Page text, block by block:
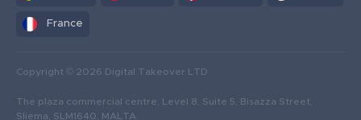
France
Copyright © 2026 Digital Takeover LTD
The plaza commercial centre, Level 8, Suite 5, Bisazza Street,
Sliema, SLM1640, MALTA